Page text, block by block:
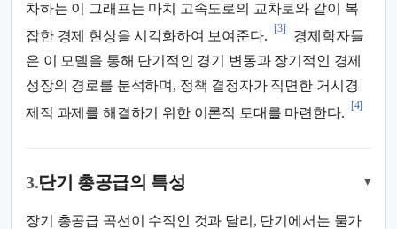
차하는 이 그래프는 마치 고속도로의 교차로와 같이 복
잡한 경제 현상을 시각화하여 보여준다.
[3]
경제학자들
은 이 모델을 통해 단기적인 경기 변동과 장기적인 경제
성장의 경로를 분석하며, 정책 결정자가 직면한 거시경
제적 과제를 해결하기 위한 이론적 토대를 마련한다.
[4]
3.단기 총공급의 특성 ▾
장기 총공급 곡선이 수직인 것과 달리, 단기에서는 물가